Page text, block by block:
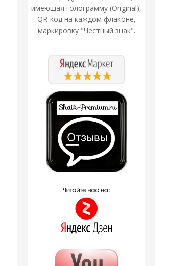
имеющая голограмму (Original),
QR-код на каждом флаконе,
маркировку "Честный знак".